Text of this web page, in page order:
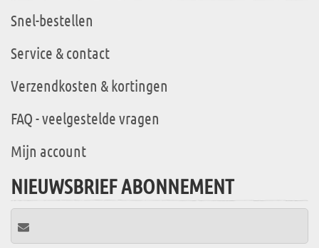
Snel-bestellen
Service & contact
Verzendkosten & kortingen
FAQ - veelgestelde vragen
Mijn account
NIEUWSBRIEF ABONNEMENT